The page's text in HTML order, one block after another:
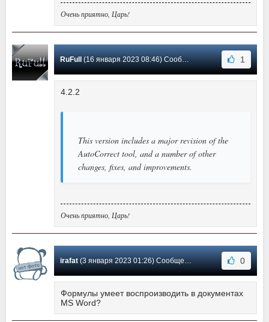
Очень приятно, Царь!
RuFull (16 января 2023 08:46) Сообщение #389 1
4.2.2
This version includes a major revision of the
AutoCorrect tool, and a number of other
changes, fixes, and improvements.
Очень приятно, Царь!
irafat(3 января 2023 01:26) Сообщение #388 0
Формулы умеет воспроизводить в документах
MS Word?